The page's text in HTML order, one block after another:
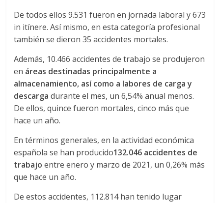
r
a
e
n
C
o
De todos ellos 9.531 fueron en jornada laboral y 673
in itínere. Así mismo, en esta categoría profesional
también se dieron 35 accidentes mortales.
Además, 10.466 accidentes de trabajo se produjeron
en áreas destinadas principalmente a
almacenamiento, así como a labores de carga y
descargadurante el mes, un 6,54% anual menos.
De ellos, quince fueron mortales, cinco más que
hace un año.
En términos generales, en la actividad económica
española se han producido132.046 accidentes de
trabajo entre enero y marzo de 2021, un 0,26% más
que hace un año.
De estos accidentes, 112.814 han tenido lugar